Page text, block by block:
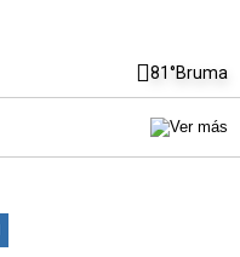
81°Bruma